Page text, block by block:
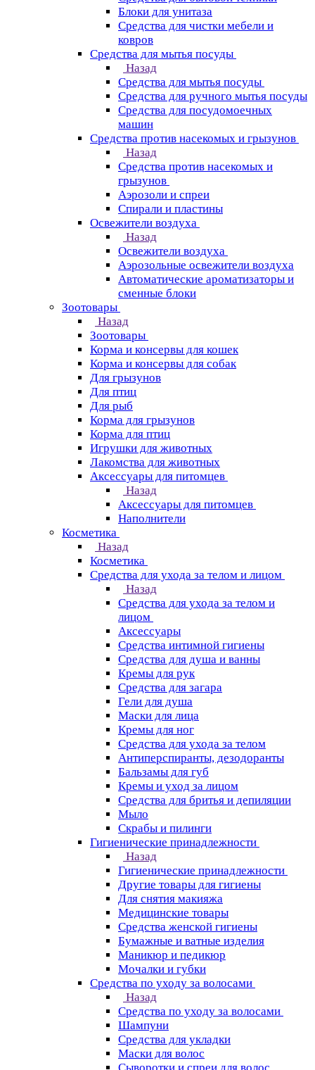
Блоки для унитаза
Средства для чистки мебели и
ковров
Средства для мытья посуды
Назад
Средства для мытья посуды
Средства для ручного мытья посуды
Средства для посудомоечных
машин
Средства против насекомых и грызунов
Назад
Средства против насекомых и
грызунов
Аэрозоли и спреи
Спирали и пластины
Освежители воздуха
Назад
Освежители воздуха
Аэрозольные освежители воздуха
Автоматические ароматизаторы и
сменные блоки
Зоотовары
Назад
Зоотовары
Корма и консервы для кошек
Корма и консервы для собак
Для грызунов
Для птиц
Для рыб
Корма для грызунов
Корма для птиц
Игрушки для животных
Лакомства для животных
Аксессуары для питомцев
Назад
Аксессуары для питомцев
Наполнители
Косметика
Назад
Косметика
Средства для ухода за телом и лицом
Назад
Средства для ухода за телом и
лицом
Аксессуары
Средства интимной гигиены
Средства для душа и ванны
Кремы для рук
Средства для загара
Гели для душа
Маски для лица
Кремы для ног
Средства для ухода за телом
Антиперспиранты, дезодоранты
Бальзамы для губ
Кремы и уход за лицом
Средства для бритья и депиляции
Мыло
Скрабы и пилинги
Гигиенические принадлежности
Назад
Гигиенические принадлежности
Другие товары для гигиены
Для снятия макияжа
Медицинские товары
Средства женской гигиены
Бумажные и ватные изделия
Маникюр и педикюр
Мочалки и губки
Средства по уходу за волосами
Назад
Средства по уходу за волосами
Шампуни
Средства для укладки
Маски для волос